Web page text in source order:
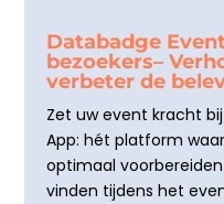
Databadge
bezoekers–
verbeter de
Zet uw event kracht
App: hét platform
optimaal
vinden tijdens het